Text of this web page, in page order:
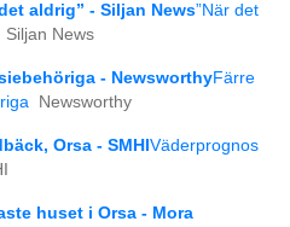
aldrig” - Siljan News”När det
Siljan News
- NewsworthyFärre
Newsworthy
Orsa - SMHI Väderprognos
huset i Orsa - Mora